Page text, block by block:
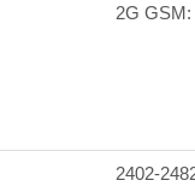
2G
2402-